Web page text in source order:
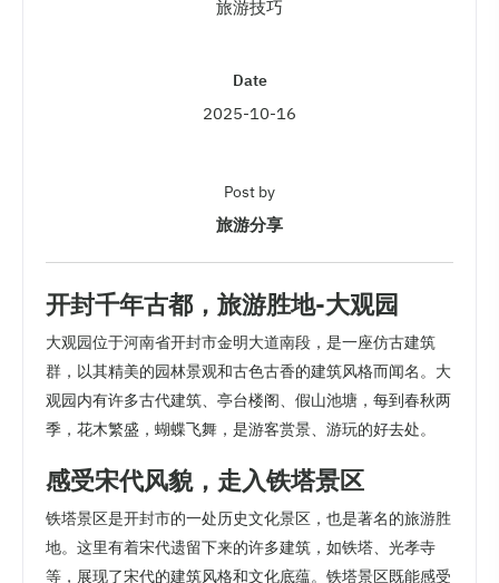
旅游技巧
Date
2025-10-16
Post by
旅游分享
开封千年古都，旅游胜地-大观园
大观园位于河南省开封市金明大道南段，是一座仿古建筑
群，以其精美的园林景观和古色古香的建筑风格而闻名。大
观园内有许多古代建筑、亭台楼阁、假山池塘，每到春秋两
季，花木繁盛，蝴蝶飞舞，是游客赏景、游玩的好去处。
感受宋代风貌，走入铁塔景区
铁塔景区是开封市的一处历史文化景区，也是著名的旅游胜
地。这里有着宋代遗留下来的许多建筑，如铁塔、光孝寺
等，展现了宋代的建筑风格和文化底蕴。铁塔景区既能感受